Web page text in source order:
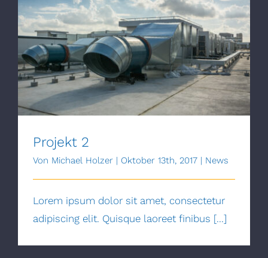
Projekt 2
Projekt 2
Von Michael Holzer | Oktober 13th, 2017 | News
Lorem ipsum dolor sit amet, consectetur
adipiscing elit. Quisque laoreet finibus [...]